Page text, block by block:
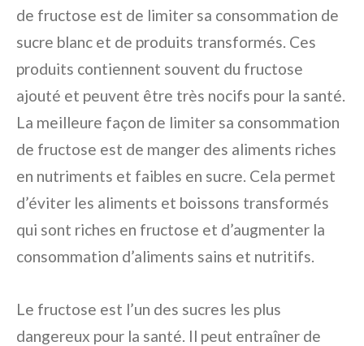
de fructose est de limiter sa consommation de
sucre blanc et de produits transformés. Ces
produits contiennent souvent du fructose
ajouté et peuvent être très nocifs pour la santé.
La meilleure façon de limiter sa consommation
de fructose est de manger des aliments riches
en nutriments et faibles en sucre. Cela permet
d’éviter les aliments et boissons transformés
qui sont riches en fructose et d’augmenter la
consommation d’aliments sains et nutritifs.
Le fructose est l’un des sucres les plus
dangereux pour la santé. Il peut entraîner de